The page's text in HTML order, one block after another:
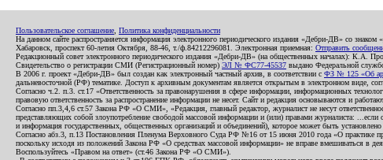
Пользовательское соглашение Политика конфиденциальности
На данном сайте распространяется информация электронного периодического издания «Дебри-ДВ» со
Хабаровск, проспект 60-летия Октября, 88-46, т./ф.84212296081. Электронная приемная: Отправить
Редакционный совет электронного периодического издания «Дебри-ДВ» (на общественных
Свидетельство о регистрации СМИ (Регистрационный номер) ЭЛ № ФС77-45537 выдано Федеральной
В 2006 г. проект «Дебри-ДВ» был создан как электронный частный архив, в соответствии с ФЗ № 125 «Об
дальневосточной (РФ) тематике. Доступ к архивным документам является открытым в электронном виде,
Согласно ч.2. п.3. ст.17 «Ответственность за правонарушения в сфере информации, информационных
правовую ответственность за распространение информации не несет. Сайт и редакция основываются и
Согласно пп.3,4,6 ст.57 Закона РФ «О СМИ», «Редакция, главный редактор, журналист не несут
представляющих собой злоупотребление свободой массовой информации и (или) правами журналиста:
и информация государственных, общественных организаций и объединений), которое может быть
Согласно абз.3, п.13 Постановления Пленума Верховного Суда РФ №16 от 15 июня 2010 года «О практике
поскольку исходя из положений Закона РФ «О средствах массовой информации» не вправе вмешиваться в
Воспользуйтесь «Правом на ответ» (ст.46 Закона РФ «О СМИ»).